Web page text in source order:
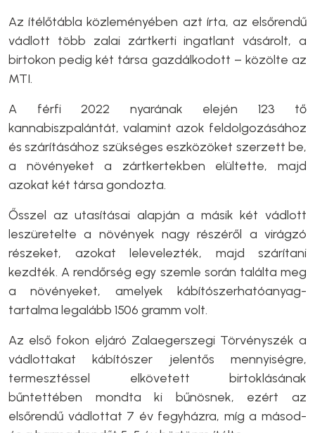
Az ítélőtábla közleményében azt írta, az elsőrendű
vádlott több zalai zártkerti ingatlant vásárolt, a
birtokon pedig két társa gazdálkodott – közölte az
MTI.
A férfi 2022 nyarának elején 123 tő
kannabiszpalántát, valamint azok feldolgozásához
és szárításához szükséges eszközöket szerzett be,
a növényeket a zártkertekben elültette, majd
azokat két társa gondozta.
Ősszel az utasításai alapján a másik két vádlott
leszüretelte a növények nagy részéről a virágzó
részeket, azokat lelevelezték, majd szárítani
kezdték. A rendőrség egy szemle során találta meg
a növényeket, amelyek kábítószerhatóanyag-
tartalma legalább 1506 gramm volt.
Az első fokon eljáró Zalaegerszegi Törvényszék a
vádlottakat kábítószer jelentős mennyiségre,
termesztéssel elkövetett birtoklásának
bűntettében mondta ki bűnösnek, ezért az
elsőrendű vádlottat 7 év fegyházra, míg a másod-